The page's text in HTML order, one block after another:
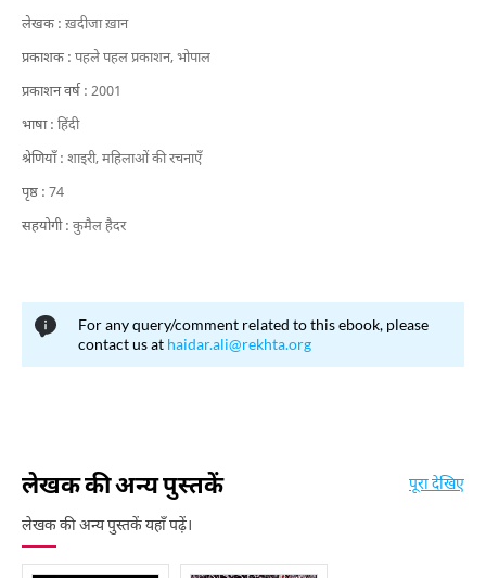
लेखक : ख़दीजा ख़ान
प्रकाशक : पहले पहल प्रकाशन, भोपाल
प्रकाशन वर्ष : 2001
भाषा : हिंदी
श्रेणियाँ : शाइरी,महिलाओं की रचनाएँ
पृष्ठ : 74
सहयोगी : कुमैल हैदर
For any query/comment related to this ebook, please
contact us at haidar.ali@rekhta.org
लेखक की अन्य पुस्तकें
लेखक की अन्य पुस्तकें यहाँ पढ़ें।
पूरा देखिए